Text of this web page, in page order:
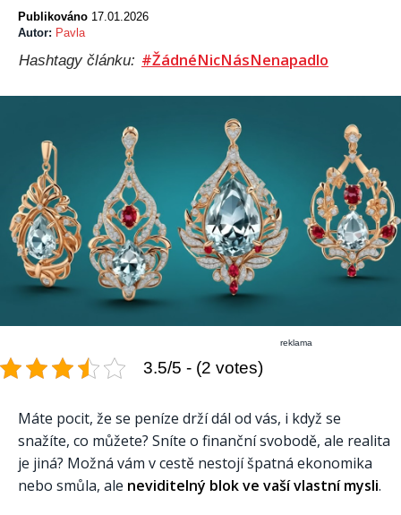
Publikováno 17.01.2026
Autor: Pavla
Hashtagy článku: #ŽádnéNicNásNenapadlo
reklama
3.5/5 - (2 votes)
Máte pocit, že se peníze drží dál od vás, i když se
snažíte, co můžete? Sníte o finanční svobodě, ale realita
je jiná? Možná vám v cestě nestojí špatná ekonomika
nebo smůla, ale neviditelný blok ve vaší vlastní mysli.